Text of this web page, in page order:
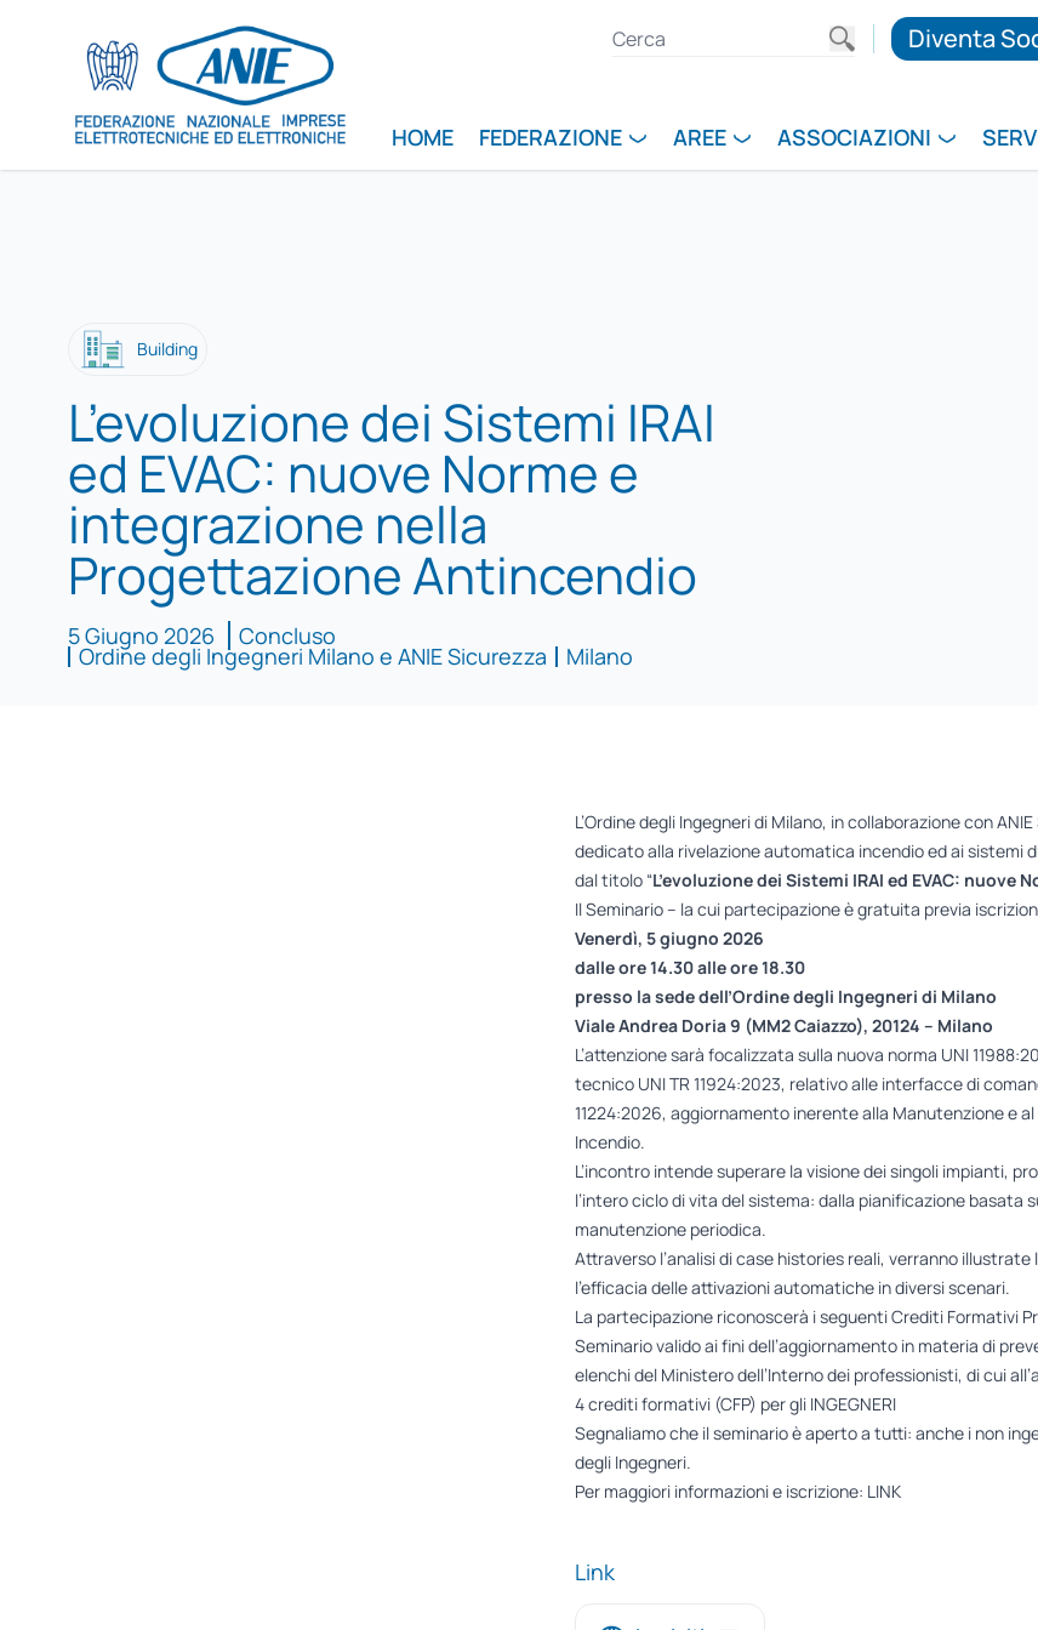
Diventa
HOME FEDERAZIONE AREE ASSOCIAZIONI
Building
L’evoluzione dei Sistemi IRAI
ed EVAC: nuove Norme e
integrazione nella
Progettazione Antincendio
5 Giugno 2026 Concluso
Ordine degli Ingegneri Milano e ANIE Sicurezza Milano
L’Ordine degli Ingegneri di Milano, in collaborazione con
dedicato alla rivelazione automatica incendio ed ai sistemi
dal titolo “L’evoluzione dei Sistemi IRAI ed EVAC:
Il Seminario – la cui partecipazione è gratuita previa
Venerdì, 5 giugno 2026
dalle ore 14.30 alle ore 18.30
presso la sede dell’Ordine degli Ingegneri di Milano
Viale Andrea Doria 9 (MM2 Caiazzo), 20124 – Milano
L’attenzione sarà focalizzata sulla nuova norma UNI
tecnico UNI TR 11924:2023, relativo alle interfacce di
11224:2026, aggiornamento inerente alla Manutenzione e
Incendio.
L’incontro intende superare la visione dei singoli impianti,
l’intero ciclo di vita del sistema: dalla pianificazione basata
manutenzione periodica.
Attraverso l’analisi di case histories reali, verranno
l’efficacia delle attivazioni automatiche in diversi scenari.
La partecipazione riconoscerà i seguenti Crediti Formativi
Seminario valido ai fini dell’aggiornamento in materia di
elenchi del Ministero dell’Interno dei professionisti, di cui
4 crediti formativi (CFP) per gli INGEGNERI
Segnaliamo che il seminario è aperto a tutti: anche i non
degli Ingegneri.
Per maggiori informazioni e iscrizione: LINK
Link